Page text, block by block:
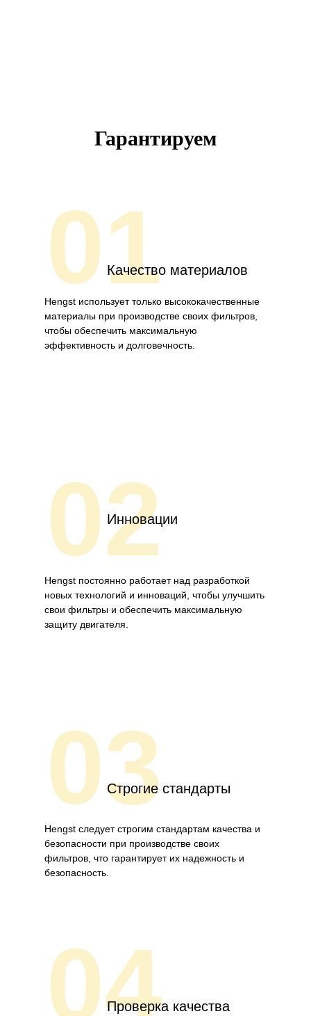
Гарантируем
01Качество материалов
Hengst использует только высококачественные
материалы при производстве своих фильтров,
чтобы обеспечить максимальную
эффективность и долговечность.
02
Инновации
Hengst постоянно работает над разработкой
новых технологий и инноваций, чтобы улучшить
свои фильтры и обеспечить максимальную
защиту двигателя.
03Строгие стандарты
Hengst следует строгим стандартам качества и
безопасности при производстве своих
фильтров, что гарантирует их надежность и
безопасность.
04Проверка качества